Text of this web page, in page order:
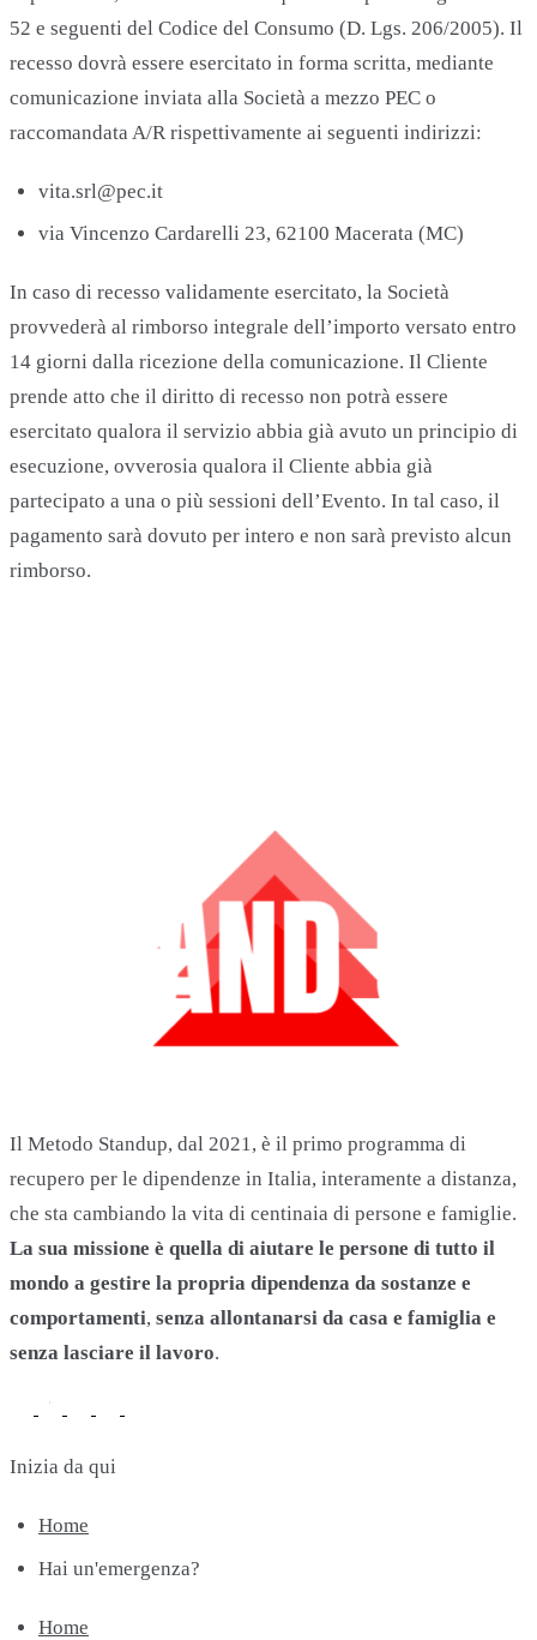
52 e seguenti del Codice del Consumo (D. Lgs. 206/2005). Il
recesso dovrà essere esercitato in forma scritta, mediante
comunicazione inviata alla Società a mezzo PEC o
raccomandata A/R rispettivamente ai seguenti indirizzi:
vita.srl@pec.it
via Vincenzo Cardarelli 23, 62100 Macerata (MC)
In caso di recesso validamente esercitato, la Società
provvederà al rimborso integrale dell’importo versato entro
14 giorni dalla ricezione della comunicazione. Il Cliente
prende atto che il diritto di recesso non potrà essere
esercitato qualora il servizio abbia già avuto un principio di
esecuzione, ovverosia qualora il Cliente abbia già
partecipato a una o più sessioni dell’Evento. In tal caso, il
pagamento sarà dovuto per intero e non sarà previsto alcun
rimborso.
Il Metodo Standup, dal 2021, è il primo programma di
recupero per le dipendenze in Italia, interamente a distanza,
che sta cambiando la vita di centinaia di persone e famiglie.
La sua missione è quella di aiutare le persone di tutto il
mondo a gestire la propria dipendenza da sostanze e
comportamenti, senza allontanarsi da casa e famiglia e
senza lasciare il lavoro.
Inizia da qui
Home
Hai un'emergenza?
Home